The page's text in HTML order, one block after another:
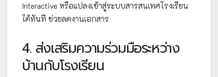
Interactive หรือแปลงเข้าสู่ระบบสารสนเทศโรงเรียน
ได้ทันที ช่วยลดงานเอกสาร
4. ส่งเสริมความร่วมมือระหว่าง
บ้านกับโรงเรียน